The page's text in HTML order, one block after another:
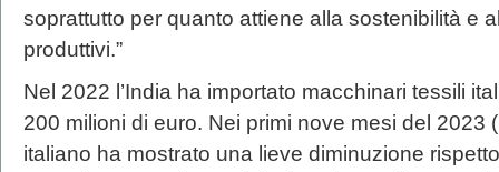
soprattutto per quanto attiene alla sostenibilità e
produttivi.”
Nel 2022 l’India ha importato macchinari tessili
200 milioni di euro. Nei primi nove mesi del 2023
italiano ha mostrato una lieve diminuzione